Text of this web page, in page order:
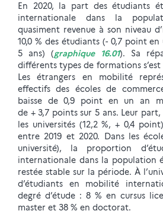
En 2020, la part des étudiants
internationale dans la
quasiment revenue à son niveau
10,0 % des étudiants (- 0,7 point
5 ans) (graphique 16.01). Sa
différents types de formations
Les étrangers en mobilité
effectifs des écoles de
baisse de 0,9 point en un an
de + 3,7 points sur 5 ans. Leur
les universités (12,2 %, + 0,4
entre 2019 et 2020. Dans les
université), la proportion
internationale dans la population
restée stable sur la période. À
d’étudiants en mobilité
degré d’étude : 8 % en cursus
master et 38 % en doctorat.